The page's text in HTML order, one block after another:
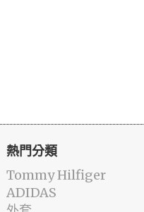
熱門分類
Tommy Hilfiger
ADIDAS